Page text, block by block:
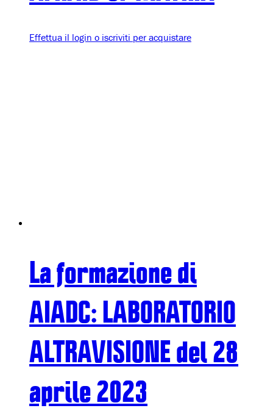
Effettua il login o iscriviti per acquistare
La formazione di
AIADC: LABORATORIO
ALTRAVISIONE del 28
aprile 2023